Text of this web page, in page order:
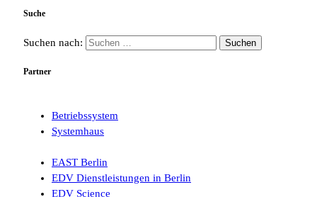
Suche
Suchen nach:
Partner
Betriebssystem
Systemhaus
EAST Berlin
EDV Dienstleistungen in Berlin
EDV Science